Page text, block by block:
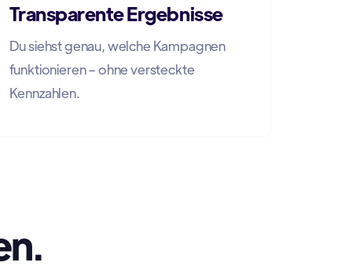
Transparente Ergebnisse
Du siehst genau, welche Kampagnen
funktionieren – ohne versteckte
Kennzahlen.